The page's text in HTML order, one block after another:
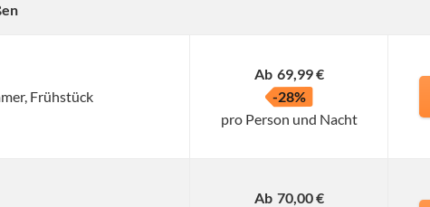
Frühstück
Ab 69,99 €
-28%
pro Person und Nacht
Ab 70,00 €